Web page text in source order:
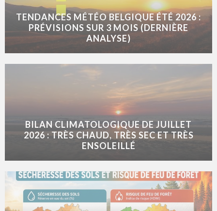
TENDANCES MÉTÉO BELGIQUE ÉTÉ 2026 :
PRÉVISIONS SUR 3 MOIS (DERNIÈRE
ANALYSE)
BILAN CLIMATOLOGIQUE DE JUILLET
2026 : TRÈS CHAUD, TRÈS SEC ET TRÈS
ENSOLEILLÉ